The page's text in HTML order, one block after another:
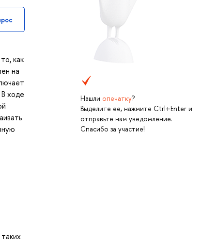
Нашли опечатку?
Выделите её, нажмите Ctrl+Enter и
отправьте нам уведомление.
Спасибо за участие!
как
на
ходе